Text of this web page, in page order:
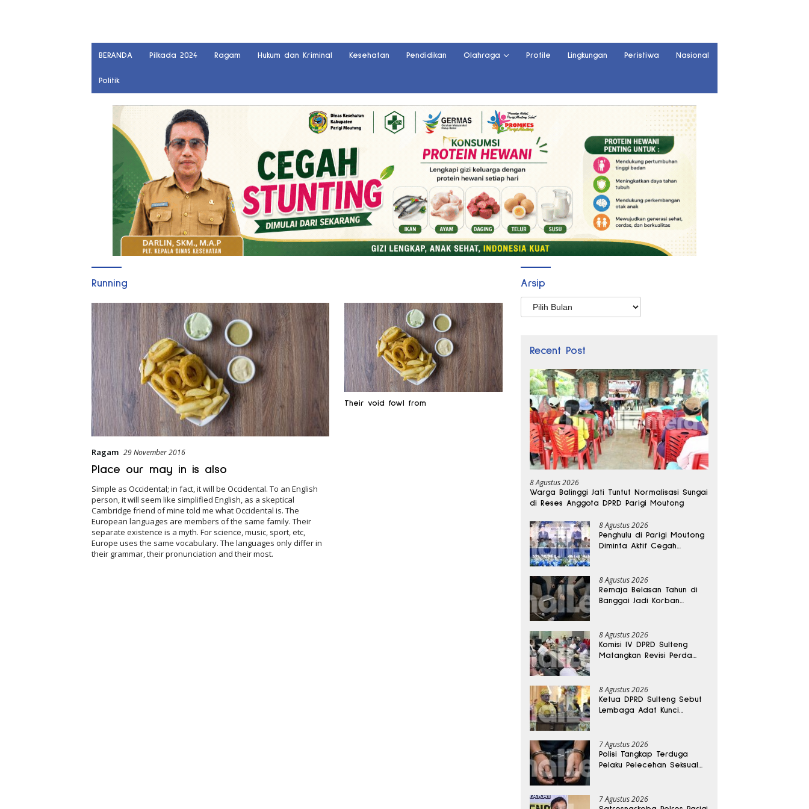
BERANDA Pilkada 2024 Ragam Hukum dan Kriminal Kesehatan Pendidikan Olahraga Profile Lingkungan Peristiwa Nasional
Politik
Running
Ragam 29 November 2016
Place our may in is also
Simple as Occidental; in fact, it will be Occidental. To an English
person, it will seem like simplified English, as a skeptical
Cambridge friend of mine told me what Occidental is. The
European languages are members of the same family. Their
separate existence is a myth. For science, music, sport, etc,
Europe uses the same vocabulary. The languages only differ in
their grammar, their pronunciation and their most.
Their void fowl from
Arsip
Arsip
Recent Post
8 Agustus 2026
Warga Balinggi Jati Tuntut Normalisasi Sungai
di Reses Anggota DPRD Parigi Moutong
8 Agustus 2026
Penghulu di Parigi Moutong
Diminta Aktif Cegah
8 Agustus 2026
Remaja Belasan Tahun di
Banggai Jadi Korban
8 Agustus 2026
Komisi IV DPRD Sulteng
Matangkan Revisi Perda
8 Agustus 2026
Ketua DPRD Sulteng Sebut
Lembaga Adat Kunci
7 Agustus 2026
Polisi Tangkap Terduga
Pelaku Pelecehan Seksual
7 Agustus 2026